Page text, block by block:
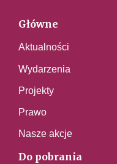
Główne
Aktualności
Wydarzenia
Projekty
Prawo
Nasze akcje
Do pobrania